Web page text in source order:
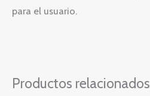
para el usuario.
Productos relacionados